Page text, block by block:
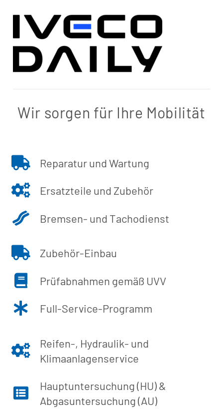
Wir sorgen für Ihre Mobilität
Reparatur und Wartung
Ersatzteile und Zubehör
Bremsen- und Tachodienst
Zubehör-Einbau
Prüfabnahmen gemäß UVV
Full-Service-Programm
Reifen-, Hydraulik- und
Klimaanlagenservice
Hauptuntersuchung (HU) &
Abgasuntersuchung (AU)